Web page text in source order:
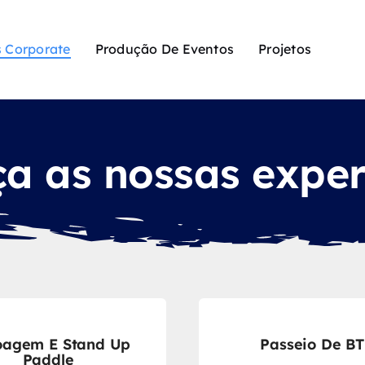
Corporate Produção De Eventos Projetos
as nossas
E Stand Up
Paddle
Passeio De